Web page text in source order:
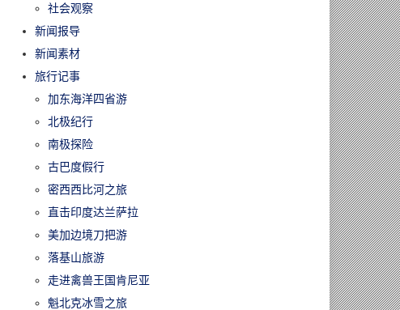
社会观察
新闻报导
新闻素材
旅行记事
加东海洋四省游
北极纪行
南极探险
古巴度假行
密西西比河之旅
直击印度达兰萨拉
美加边境刀把游
落基山旅游
走进禽兽王国肯尼亚
魁北克冰雪之旅